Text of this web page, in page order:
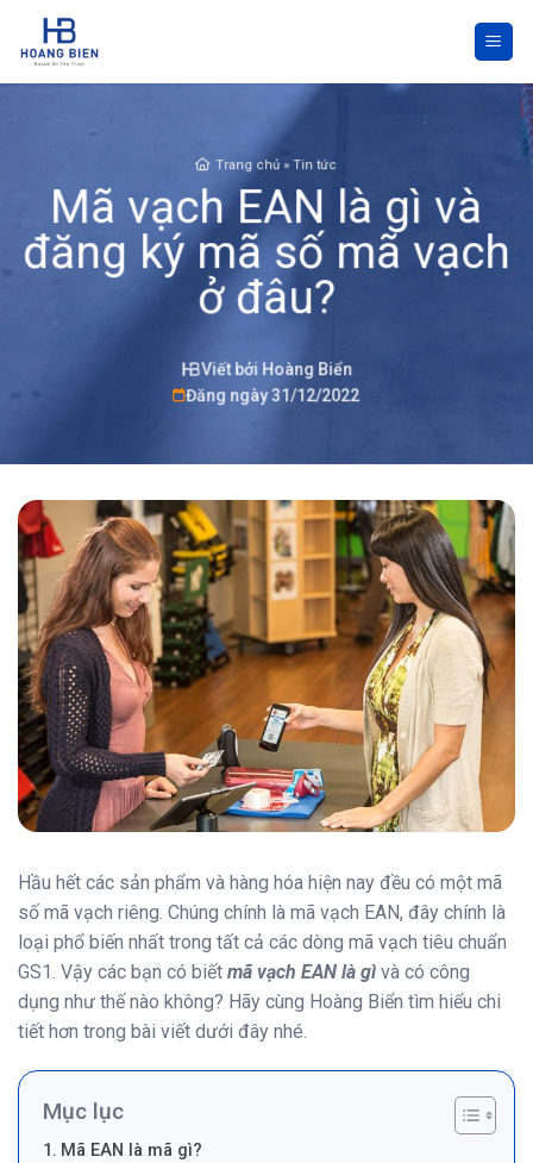
content
Trang chủ »Tin tức
Mã vạch EAN là gì và
đăng ký mã số mã vạch
ở đâu?
Viết bởi Hoàng Biển
Đăng ngày 31/12/2022
Hầu hết các sản phẩm và hàng hóa hiện nay đều có một mã
số mã vạch riêng. Chúng chính là mã vạch EAN, đây chính là
loại phổ biến nhất trong tất cả các dòng mã vạch tiêu chuẩn
GS1. Vậy các bạn có biết mã vạch EAN là gì và có công
dụng như thế nào không? Hãy cùng Hoàng Biển tìm hiểu chi
tiết hơn trong bài viết dưới đây nhé.
Mục lục
Mã EAN là mã gì?